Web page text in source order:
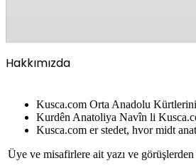
Hakkımızda
Kusca.com Orta Anadolu
Kurdên Anatoliya Navîn li
Kusca.com er stedet, hvor midt
Üye ve misafirlere ait yazı ve